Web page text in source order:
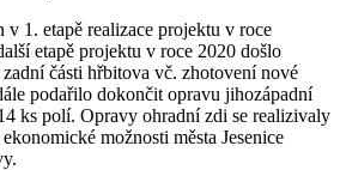
1. etapě realizace projektu v roce
etapě projektu v roce 2020 došlo
části hřbitova vč. zhotovení nové
podařilo dokončit opravu jihozápadní
ks polí. Opravy ohradní zdi se realizivaly
možnosti města Jesenice